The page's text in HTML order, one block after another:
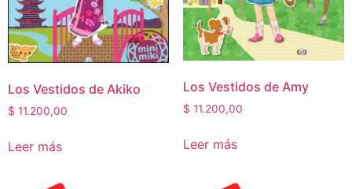
Los Vestidos de Akiko
$ 11.200,00
Leer más
Los Vestidos de Amy
$ 11.200,00
Leer más